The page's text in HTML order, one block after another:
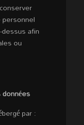
dessus afin
ou
par :